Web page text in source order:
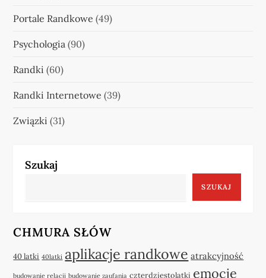
Portale Randkowe (49)
Psychologia (90)
Randki (60)
Randki Internetowe (39)
Związki (31)
Szukaj
SZUKAJ
CHMURA SŁÓW
40 latki 40latki aplikacje randkowe atrakcyjność
budowanie relacji budowanie zaufania czterdziestolatki emocje